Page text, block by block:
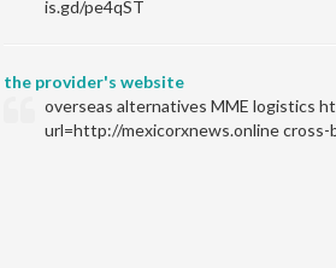
is.gd/pe4qST
the provider's website
overseas alternatives MME logistics
url=http://mexicorxnews.online